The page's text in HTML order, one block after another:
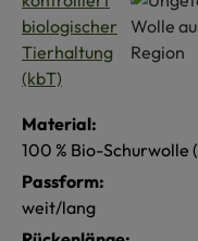
Material:
100 % Bio-Schurwolle (
Passform:
weit/lang